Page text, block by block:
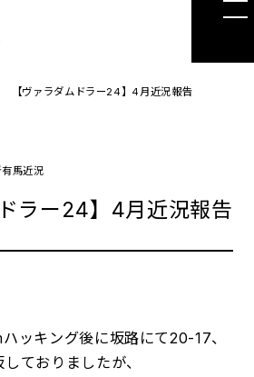
【ヴァラダムドラー24】4月近況報告
馬近況
ラー24】4月近況報告
ッキング後に坂路にて20-17、
ておりましたが、